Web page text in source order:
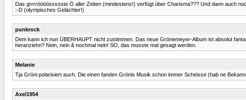
Das grrrröööössssste Ö aller Zeiten (mindestens!) verfügt über Charisma??? Und dann auch
:-D (olympisches Gelächter!)
punkrock
Dem kann ich nun ÜBERHAUPT nicht zustimmen. Das neue Grönemeyer-Album ist absolut
heranziehn? Nein, nein & nochmal nein! SO, das musste mal gesagt werden.
Melanie
Tja Gröni polarisiert auch. Die einen fanden Grönis Musik schon immer Scheisse (hab ne
Axel1954